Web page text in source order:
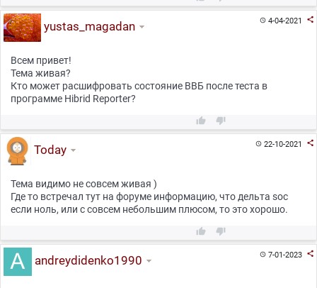
4-04-2021 
yustas_magadan
Всем привет!
Тема живая?
Кто может расшифровать состояние ВВБ после теста в
программе Hibrid Reporter?
 
22-10-2021 
Today
Тема видимо не совсем живая )
Где то встречал тут на форуме информацию, что дельта soc
если ноль, или с совсем небольшим плюсом, то это хорошо.
 
7-01-2023 
andreydidenko1990